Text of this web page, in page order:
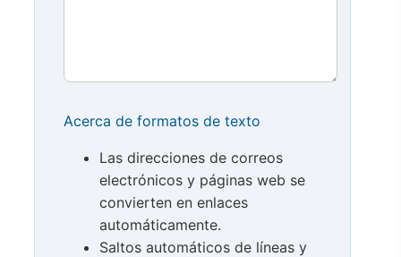
Acerca de formatos de texto
Las direcciones de correos
electrónicos y páginas web se
convierten en enlaces
automáticamente.
Saltos automáticos de líneas y